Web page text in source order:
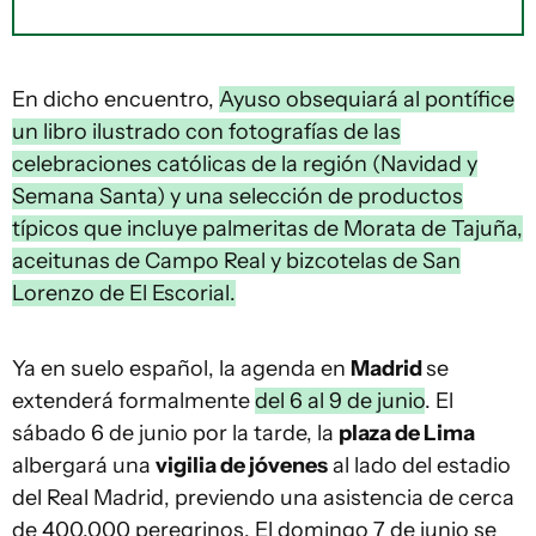
En dicho encuentro, Ayuso obsequiará al pontífice
un libro ilustrado con fotografías de las
celebraciones católicas de la región (Navidad y
Semana Santa) y una selección de productos
típicos que incluye palmeritas de Morata de Tajuña,
aceitunas de Campo Real y bizcotelas de San
Lorenzo de El Escorial.
Ya en suelo español, la agenda en Madridse
extenderá formalmentedel 6 al 9 de junio. El
sábado 6 de junio por la tarde, la plaza de Lima
albergará una vigilia de jóvenesal lado del estadio
del Real Madrid, previendo una asistencia de cerca
de 400.000 peregrinos. El domingo 7 de junio se